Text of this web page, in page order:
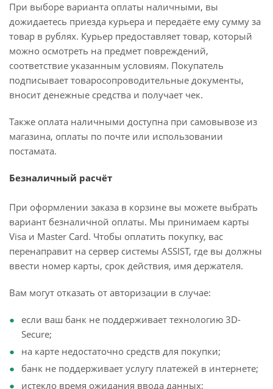
При выборе варианта оплаты наличными, вы
дожидаетесь приезда курьера и передаёте ему сумму за
товар в рублях. Курьер предоставляет товар, который
можно осмотреть на предмет повреждений,
соответствие указанным условиям. Покупатель
подписывает товаросопроводительные документы,
вносит денежные средства и получает чек.
Также оплата наличными доступна при самовывозе из
магазина, оплаты по почте или использовании
постамата.
Безналичный расчёт
При оформлении заказа в корзине вы можете выбрать
вариант безналичной оплаты. Мы принимаем карты
Visa и Master Card. Чтобы оплатить покупку, вас
перенаправит на сервер системы ASSIST, где вы должны
ввести номер карты, срок действия, имя держателя.
Вам могут отказать от авторизации в случае:
если ваш банк не поддерживает технологию 3D-
Secure;
на карте недостаточно средств для покупки;
банк не поддерживает услугу платежей в интернете;
истекло время ожидания ввода данных;